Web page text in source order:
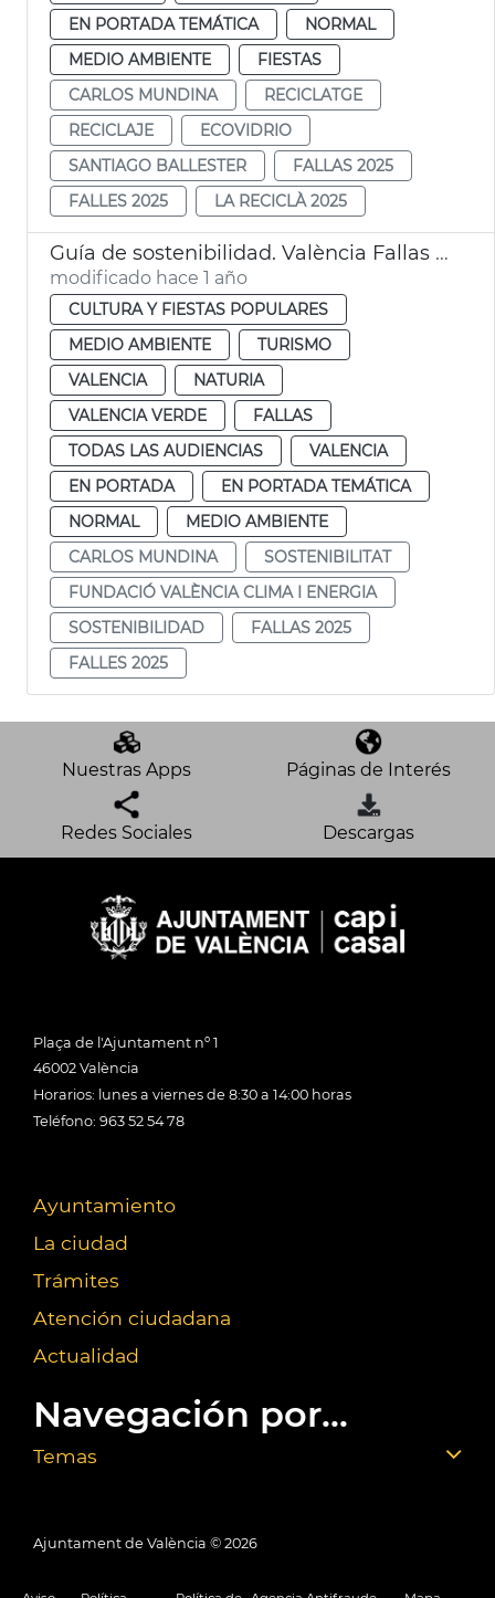
EN PORTADA TEMÁTICA
NORMAL
MEDIO AMBIENTE
FIESTAS
CARLOS MUNDINA
RECICLATGE
RECICLAJE
ECOVIDRIO
SANTIAGO BALLESTER
FALLAS 2025
FALLES 2025
LA RECICLÀ 2025
Guía de sostenibilidad. València Fallas 2025
modificado hace 1 año
CULTURA Y FIESTAS POPULARES
MEDIO AMBIENTE
TURISMO
VALENCIA
NATURIA
VALENCIA VERDE
FALLAS
TODAS LAS AUDIENCIAS
VALENCIA
EN PORTADA
EN PORTADA TEMÁTICA
NORMAL
MEDIO AMBIENTE
CARLOS MUNDINA
SOSTENIBILITAT
FUNDACIÓ VALÈNCIA CLIMA I ENERGIA
SOSTENIBILIDAD
FALLAS 2025
FALLES 2025
Nuestras Apps Páginas de Interés
Redes Sociales Descargas
Plaça de l'Ajuntament nº 1
46002 València
Horarios: lunes a viernes de 8:30 a 14:00 horas
Teléfono: 963 52 54 78
Ayuntamiento
La ciudad
Trámites
Atención ciudadana
Actualidad
Navegación por...
Temas
Ajuntament de València © 2026